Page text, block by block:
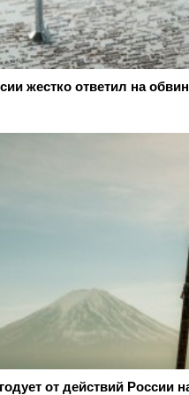
жестко ответил на
от действий России